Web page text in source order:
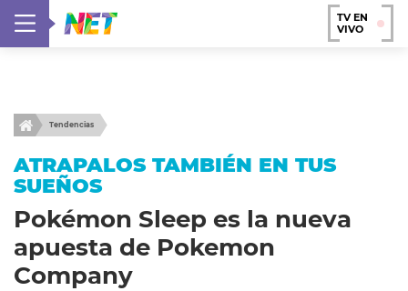
TV EN
VIVO
Tendencias
ATRAPALOS TAMBIÉN EN TUS
SUEÑOS
Pokémon Sleep es la nueva
apuesta de Pokemon
Company